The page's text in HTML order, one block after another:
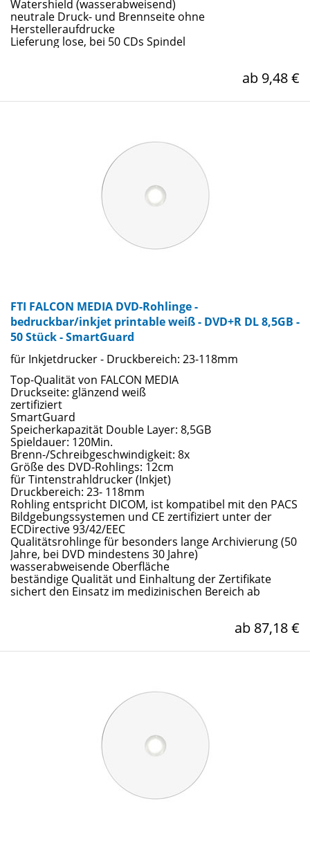
Watershield (wasserabweisend)
neutrale Druck- und Brennseite ohne
Herstelleraufdrucke
Lieferung lose, bei 50 CDs Spindel
ab 9,48 €
FTI FALCON MEDIA DVD-Rohlinge -
bedruckbar/inkjet printable weiß - DVD+R DL 8,5GB -
50 Stück - SmartGuard
für Inkjetdrucker - Druckbereich: 23-118mm
Top-Qualität von FALCON MEDIA
Druckseite: glänzend weiß
zertifiziert
SmartGuard
Speicherkapazität Double Layer: 8,5GB
Spieldauer: 120Min.
Brenn-/Schreibgeschwindigkeit: 8x
Größe des DVD-Rohlings: 12cm
für Tintenstrahldrucker (Inkjet)
Druckbereich: 23- 118mm
Rohling entspricht DICOM, ist kompatibel mit den PACS
Bildgebungssystemen und CE zertifiziert unter der
ECDirective 93/42/EEC
Qualitätsrohlinge für besonders lange Archivierung (50
Jahre, bei DVD mindestens 30 Jahre)
wasserabweisende Oberfläche
beständige Qualität und Einhaltung der Zertifikate
sichert den Einsatz im medizinischen Bereich ab
ab 87,18 €